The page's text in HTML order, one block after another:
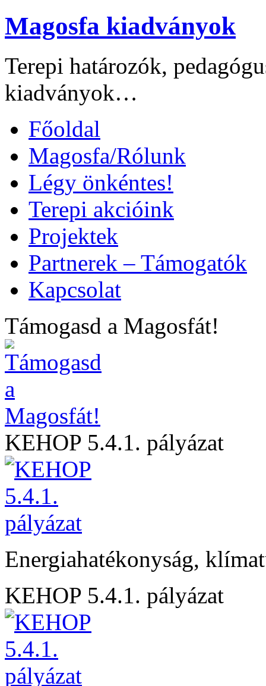
Magosfa kiadványok
Terepi határozók,
kiadványok…
Főoldal
Magosfa/Rólunk
Légy önkéntes!
Terepi akcióink
Projektek
Partnerek – Támogatók
Kapcsolat
Támogasd a Magosfát!
KEHOP 5.4.1. pályázat
Energiahatékonyság,
KEHOP 5.4.1. pályázat